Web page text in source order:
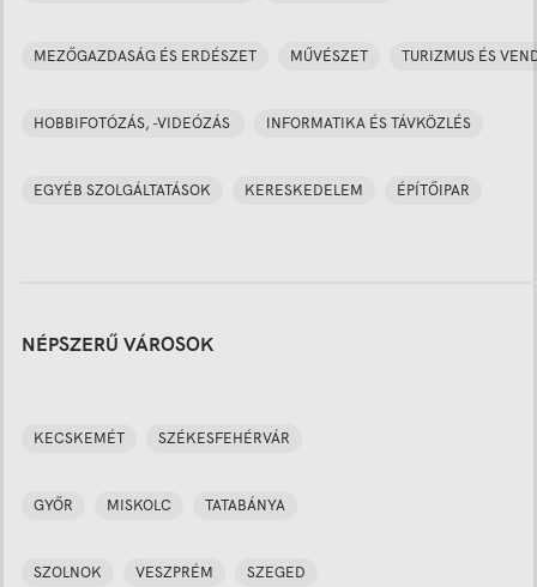
MEZŐGAZDASÁG ÉS ERDÉSZET MŰVÉSZET TURIZMUS ÉS
HOBBIFOTÓZÁS, -VIDEÓZÁS INFORMATIKA ÉS TÁVKÖZLÉS
EGYÉB SZOLGÁLTATÁSOK KERESKEDELEM ÉPÍTŐIPAR
NÉPSZERŰ VÁROSOK
KECSKEMÉT SZÉKESFEHÉRVÁR
GYŐR MISKOLC TATABÁNYA
SZOLNOK VESZPRÉM SZEGED